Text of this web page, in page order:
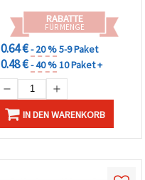
RABATTE
FÜR MENGE
0.64 €- 20 %5-9 Paket
0.48 €- 40 %10 Paket +
IN DEN WARENKORB